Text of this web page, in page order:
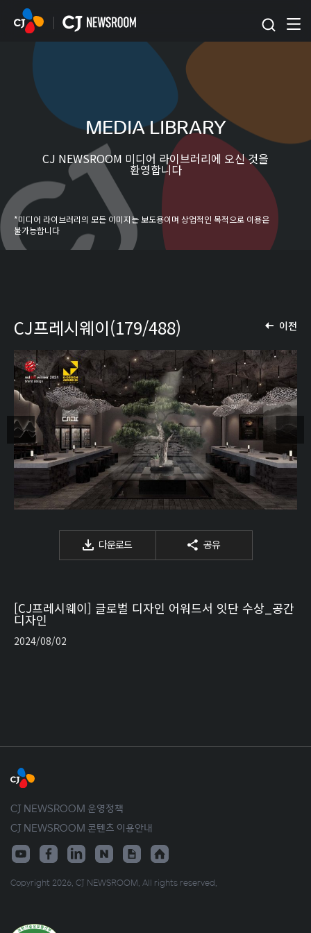
본문 바로가기
MEDIA LIBRARY
CJ NEWSROOM 미디어 라이브러리에 오신 것을
환영합니다
*미디어 라이브러리의 모든 이미지는 보도용이며 상업적인 목적으로 이용은
불가능합니다
이전
CJ프레시웨이(179/488)
다운로드 공유
[CJ프레시웨이] 글로벌 디자인 어워드서 잇단 수상_공간
디자인
2024/08/02
CJ NEWSROOM 운영정책
CJ NEWSROOM 콘텐츠 이용안내
Copyright 2026. CJ NEWSROOM. All rights reserved.